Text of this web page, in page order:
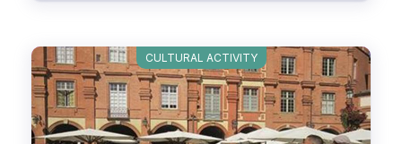
15, 2023 and until February 11, 2024. For
any reservation or request for information,
contact us on +33 (0)5 82 81 15 15 GIFT
VOUCHERS See our gift vouchers
CULTURAL ACTIVITY